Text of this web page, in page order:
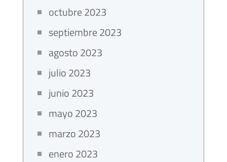
octubre 2023
septiembre 2023
agosto 2023
julio 2023
junio 2023
mayo 2023
marzo 2023
enero 2023